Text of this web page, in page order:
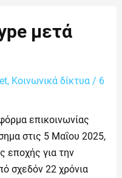
μετά
, Κοινωνικά δίκτυα/ 6
επικοινωνίας
στις 5 Μαΐου 2025,
εποχής για την
σχεδόν 22 χρόνια